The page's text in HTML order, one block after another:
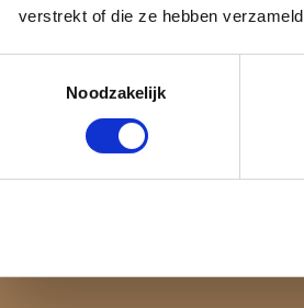
verstrekt of die ze hebben
Noodzakelijk